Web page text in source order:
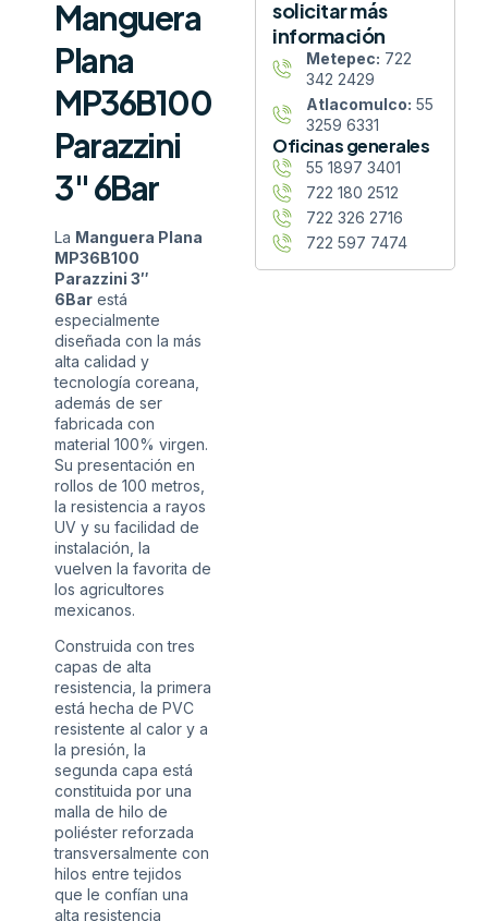
Manguera
Plana
MP36B100
Parazzini
3″ 6Bar
La Manguera Plana
MP36B100
Parazzini 3″
6Bar está
especialmente
diseñada con la más
alta calidad y
tecnología coreana,
además de ser
fabricada con
material 100% virgen.
Su presentación en
rollos de 100 metros,
la resistencia a rayos
UV y su facilidad de
instalación, la
vuelven la favorita de
los agricultores
mexicanos.
Construida con tres
capas de alta
resistencia, la primera
está hecha de PVC
resistente al calor y a
la presión, la
segunda capa está
constituida por una
malla de hilo de
poliéster reforzada
transversalmente con
hilos entre tejidos
que le confían una
alta resistencia
solicitar más
información
Metepec: 722
342 2429
Atlacomulco: 55
3259 6331
Oficinas generales
55 1897 3401
722 180 2512
722 326 2716
722 597 7474